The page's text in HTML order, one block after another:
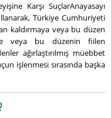
Karşı SuçlarAnayasayı
Türkiye Cumhuriyeti
kaldırmaya veya bu düzen
veya bu düzenin fiilen
ağırlaştırılmış müebbet
işlenmesi sırasında başka